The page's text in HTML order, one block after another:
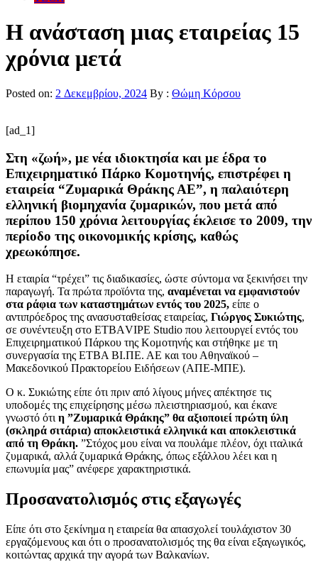
Η ανάσταση μιας εταιρείας 15
χρόνια μετά
Posted on: 2 Δεκεμβρίου, 2024 By : Θώμη Κόρσου
[ad_1]
Στη «ζωή», με νέα ιδιοκτησία και με έδρα το
Επιχειρηματικό Πάρκο Κομοτηνής, επιστρέφει η
εταιρεία “Ζυμαρικά Θράκης ΑΕ”, η παλαιότερη
ελληνική βιομηχανία ζυμαρικών, που μετά από
περίπου 150 χρόνια λειτουργίας έκλεισε το 2009, την
περίοδο της οικονομικής κρίσης, καθώς
χρεωκόπησε.
Η εταιρία “τρέχει” τις διαδικασίες, ώστε σύντομα να ξεκινήσει την
παραγωγή. Τα πρώτα προϊόντα της, αναμένεται να εμφανιστούν
στα ράφια των καταστημάτων εντός του 2025, είπε ο
αντιπρόεδρος της ανασυσταθείσας εταιρείας, Γιώργος Συκιώτης,
σε συνέντευξη στο ΕΤΒΑVIPE Studio που λειτουργεί εντός του
Επιχειρηματικού Πάρκου της Κομοτηνής και στήθηκε με τη
συνεργασία της ΕΤΒΑ ΒΙ.ΠΕ. ΑΕ και του Αθηναϊκού –
Μακεδονικού Πρακτορείου Ειδήσεων (ΑΠΕ-ΜΠΕ).
Ο κ. Συκιώτης είπε ότι πριν από λίγους μήνες απέκτησε τις
υποδομές της επιχείρησης μέσω πλειστηριασμού, και έκανε
γνωστό ότι η ”Ζυμαρικά Θράκης” θα αξιοποιεί πρώτη ύλη
(σκληρά σιτάρια) αποκλειστικά ελληνικά και αποκλειστικά
από τη Θράκη. ”Στόχος μου είναι να πουλάμε πλέον, όχι ιταλικά
ζυμαρικά, αλλά ζυμαρικά Θράκης, όπως εξάλλου λέει και η
επωνυμία μας” ανέφερε χαρακτηριστικά.
Προσανατολισμός στις εξαγωγές
Είπε ότι στο ξεκίνημα η εταιρεία θα απασχολεί τουλάχιστον 30
εργαζόμενους και ότι ο προσανατολισμός της θα είναι εξαγωγικός,
κοιτώντας αρχικά την αγορά των Βαλκανίων.